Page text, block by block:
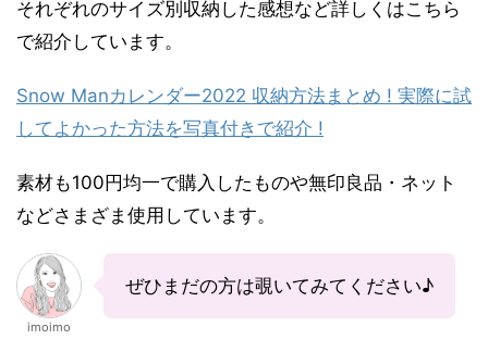
それぞれのサイズ別収納した感想など詳しくはこちら
で紹介しています。
Snow Manカレンダー2022 収納方法まとめ ! 実際に試
してよかった方法を写真付きで紹介 !
素材も100円均一で購入したものや無印良品・ネット
などさまざま使用しています。
imoimo
ぜひまだの方は覗いてみてください♪